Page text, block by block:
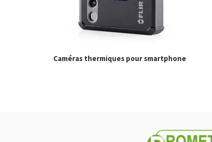
Caméras thermiques pour smartphone